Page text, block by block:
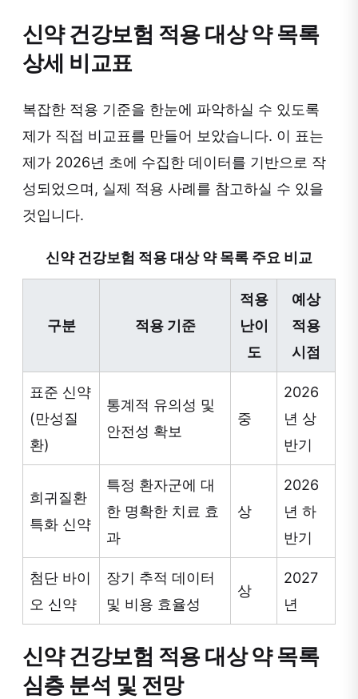
신약 건강보험 적용 대상 약 목록
상세 비교표
복잡한 적용 기준을 한눈에 파악하실 수 있도록
제가 직접 비교표를 만들어 보았습니다. 이 표는
제가 2026년 초에 수집한 데이터를 기반으로 작
성되었으며, 실제 적용 사례를 참고하실 수 있을
것입니다.
신약 건강보험 적용 대상 약 목록 주요 비교
구분 적용 기준
적용
난이
도
예상
적용
시점
표준 신약
(만성질
환)
통계적 유의성 및
안전성 확보
중
2026
년 상
반기
희귀질환
특화 신약
특정 환자군에 대
한 명확한 치료 효
과
상
2026
년 하
반기
첨단 바이
오 신약
장기 추적 데이터
및 비용 효율성
상
2027
년
신약 건강보험 적용 대상 약 목록
심층 분석 및 전망